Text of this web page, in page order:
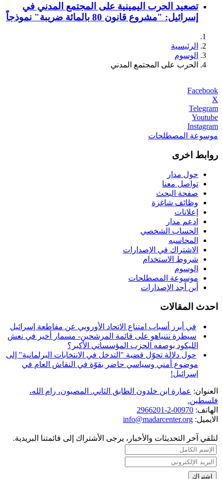
تصعيد الحرب اليمينية على المجتمع المدني في
إسرائيل: "مشروع قانون 80 بالمائة ضريبة" نموذجاً
الرئيسية
الوسوم
الحرب على المجتمع المدني
Facebook
X
Telegram
Youtube
Instagram
موسوعة المصطلحات
روابط اخرى
حول مدار
تواصل معنا
صفحة البحث
وظائف شاغرة
إعلانات
ادعم مدار
الحساب الشخصي
المحاسبه
الاشتراك في الإصدارات
شروط الاستخدام
الوسوم
موسوعة المصطلحات
أين أجد الإصدارات
احدث المقالات
في أبرز أسباب امتناع الاتحاد الأوروبي عن مقاطعة إسرائيل
سيطرة نتنياهو على قائمة المرشحين- مسمار أخير في نعش
الليكود بوصفه الحزب المؤسساتي الأكبر؟
حول دلالة تحوّل قضية "التدخل في الانتخابات البرلمانية" إلى
موضوع أمني وسياسي حاضر بقوّة في النقاش العام في
إسرائيل!
العنوان: عمارة ابن خلدون الطابق الثاني. المصيون، رام الله،
فلسطين.
الهاتف: 00970-2-2966201
الايميل: info@madarcenter.org
لتلقي آخر التحديثات والأخبار، يرجى الأشتراك إلى قائمتنا البريدية.